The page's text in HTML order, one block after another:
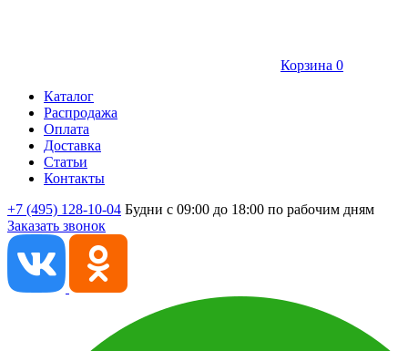
Корзина 0
Каталог
Распродажа
Оплата
Доставка
Статьи
Контакты
+7 (495) 128-10-04 Будни с 09:00 до 18:00 по рабочим дням
Заказать звонок